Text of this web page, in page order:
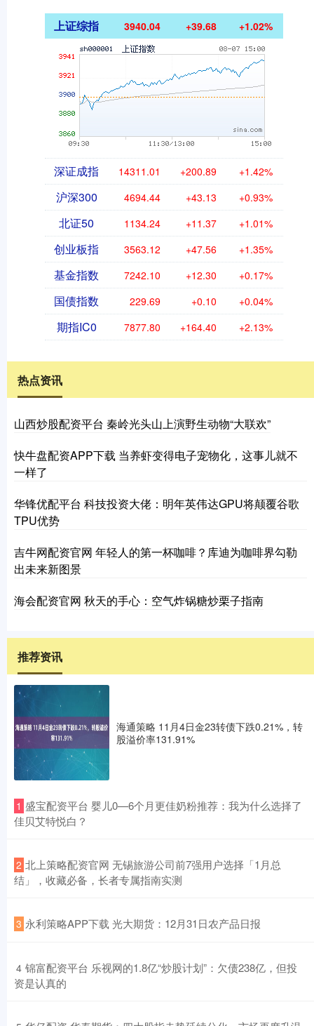
上证综指 3940.04 +39.68 +1.02%
深证成指 14311.01 +200.89 +1.42%
沪深300 4694.44 +43.13 +0.93%
北证50 1134.24 +11.37 +1.01%
创业板指 3563.12 +47.56 +1.35%
基金指数 7242.10 +12.30 +0.17%
国债指数 229.69 +0.10 +0.04%
期指IC0 7877.80 +164.40 +2.13%
热点资讯
山西炒股配资平台 秦岭光头山上演野生动物“大联欢”
快牛盘配资APP下载 当养虾变得电子宠物化，这事儿就不
一样了
华锋优配平台 科技投资大佬：明年英伟达GPU将颠覆谷歌
TPU优势
吉牛网配资官网 年轻人的第一杯咖啡？库迪为咖啡界勾勒
出未来新图景
海会配资官网 秋天的手心：空气炸锅糖炒栗子指南
推荐资讯
海通策略 11月4日金23转债下跌0.21%，转
股溢价率131.91%
1 ​盛宝配资平台 婴儿0—6个月更佳奶粉推荐：我为什么选择了
佳贝艾特悦白？
2 ​北上策略配资官网 无锡旅游公司前7强用户选择「1月总
结」，收藏必备，长者专属指南实测
3 ​永利策略APP下载 光大期货：12月31日农产品日报
4 ​锦富配资平台 乐视网的1.8亿“炒股计划”：欠债238亿，但投
资是认真的